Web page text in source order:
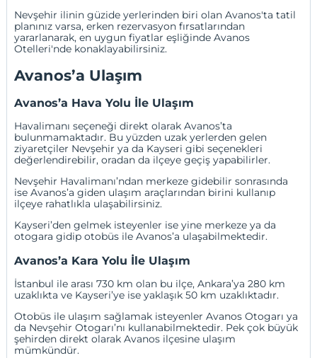
Nevşehir ilinin güzide yerlerinden biri olan Avanos'ta tatil
planınız varsa, erken rezervasyon fırsatlarından
yararlanarak, en uygun fiyatlar eşliğindeAvanos
Otelleri'nde konaklayabilirsiniz.
Avanos’a Ulaşım
Avanos’a Hava Yolu İle Ulaşım
Havalimanı seçeneği direkt olarak Avanos’ta
bulunmamaktadır. Bu yüzden uzak yerlerden gelen
ziyaretçiler Nevşehir ya da Kayseri gibi seçenekleri
değerlendirebilir, oradan da ilçeye geçiş yapabilirler.
Nevşehir Havalimanı’ndan merkeze gidebilir sonrasında
ise Avanos’a giden ulaşım araçlarından birini kullanıp
ilçeye rahatlıkla ulaşabilirsiniz.
Kayseri’den gelmek isteyenler ise yine merkeze ya da
otogara gidip otobüs ile Avanos’a ulaşabilmektedir.
Avanos’a Kara Yolu İle Ulaşım
İstanbul ile arası 730 km olan bu ilçe,Ankara’ya 280 km
uzaklıkta ve Kayseri’ye ise yaklaşık 50 km uzaklıktadır.
Otobüs ile ulaşım sağlamak isteyenler Avanos Otogarı ya
da Nevşehir Otogarı’nı kullanabilmektedir. Pek çok büyük
şehirden direkt olarak Avanos ilçesine ulaşım
mümkündür.